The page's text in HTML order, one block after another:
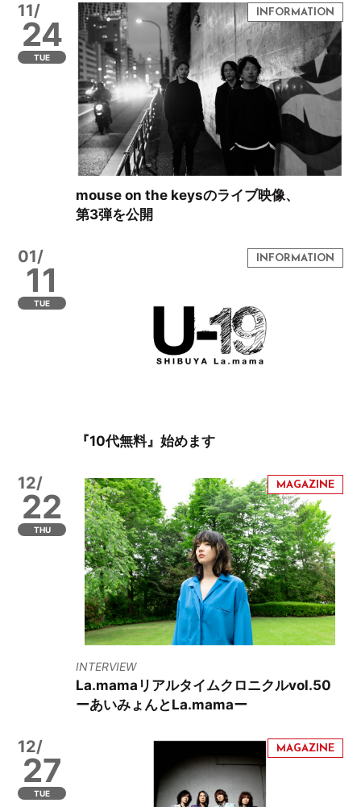
11/
24
TUE
mouse on the keysのライブ映像、
第3弾を公開
01/
11
TUE
『10代無料』始めます
12/
22
THU
INTERVIEW
La.mamaリアルタイムクロニクルvol.50
ーあいみょんとLa.mamaー
12/
27
TUE